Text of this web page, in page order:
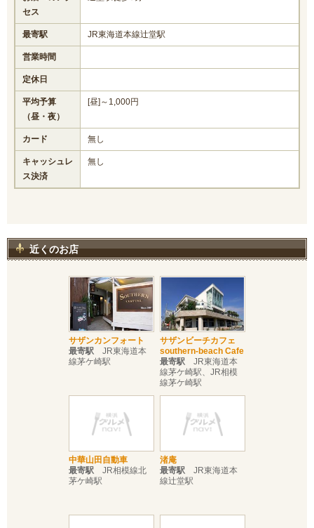
セス
最寄駅 JR東海道本線辻堂駅
営業時間
定休日
平均予算
（昼・夜）
[昼]～1,000円
カード 無し
キャッシュレ
ス決済
無し
近くのお店
サザンカンフォート
最寄駅 JR東海道本
線茅ケ崎駅
サザンビーチカフェ
southern-beach Cafe
最寄駅 JR東海道本
線茅ケ崎駅、JR相模
線茅ケ崎駅
中華山田自動車
最寄駅 JR相模線北
茅ケ崎駅
渚庵
最寄駅 JR東海道本
線辻堂駅